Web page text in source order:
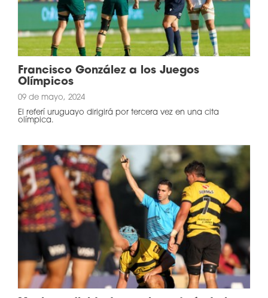
Francisco González a los Juegos
Olímpicos
09 de mayo, 2024
El referí uruguayo dirigirá por tercera vez en una cita
olímpica.